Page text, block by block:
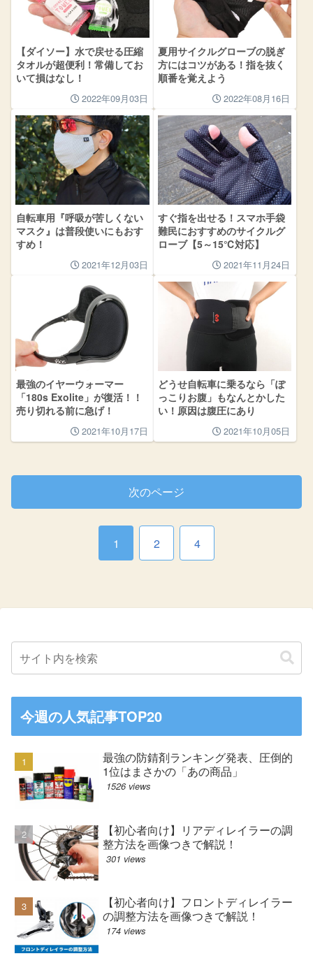
【ダイソー】水で戻せる圧縮
タオルが超便利！常備してお
いて損はなし！
2022年09月03日
夏用サイクルグローブの脱ぎ
方にはコツがある！指を抜く
順番を覚えよう
2022年08月16日
自転車用『呼吸が苦しくない
マスク』は普段使いにもおす
すめ！
2021年12月03日
すぐ指を出せる！スマホ手袋
難民におすすめのサイクルグ
ローブ【5～15℃対応】
2021年11月24日
最強のイヤーウォーマー
「180s Exolite」が復活！！
売り切れる前に急げ！
2021年10月17日
どうせ自転車に乗るなら「ぽ
っこりお腹」もなんとかした
い！原因は腹圧にあり
2021年10月05日
次のページ
1 2 4
今週の人気記事TOP20
最強の防錆剤ランキング発表、圧倒的
1位はまさかの「あの商品」
1526 views
【初心者向け】リアディレイラーの調
整方法を画像つきで解説！
301 views
【初心者向け】フロントディレイラー
の調整方法を画像つきで解説！
174 views